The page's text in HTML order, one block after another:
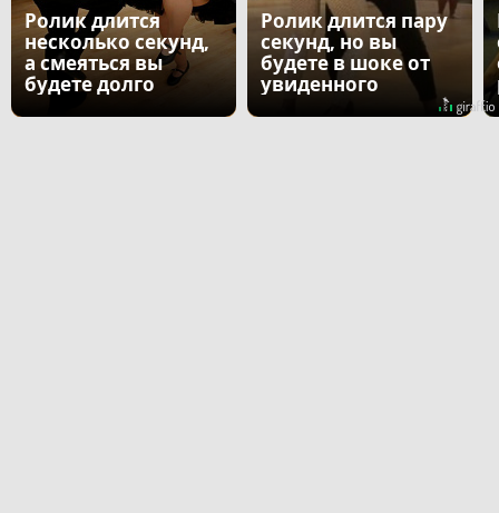
Ролик длится
несколько секунд,
а смеяться вы
будете долго
Ролик длится пару
секунд, но вы
будете в шоке от
увиденного